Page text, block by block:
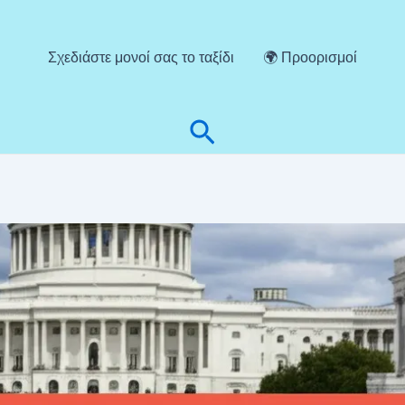
Σχεδιάστε μονοί σας το ταξίδι 🌍 Προορισμοί
Αναζήτηση